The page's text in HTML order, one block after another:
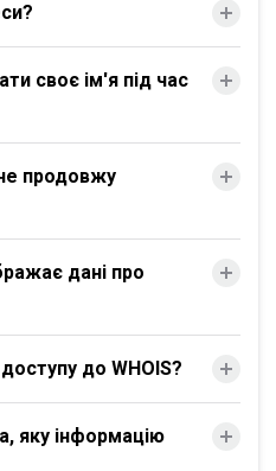
своє ім'я під час
продовжу
дані про
до WHOIS?
яку інформацію